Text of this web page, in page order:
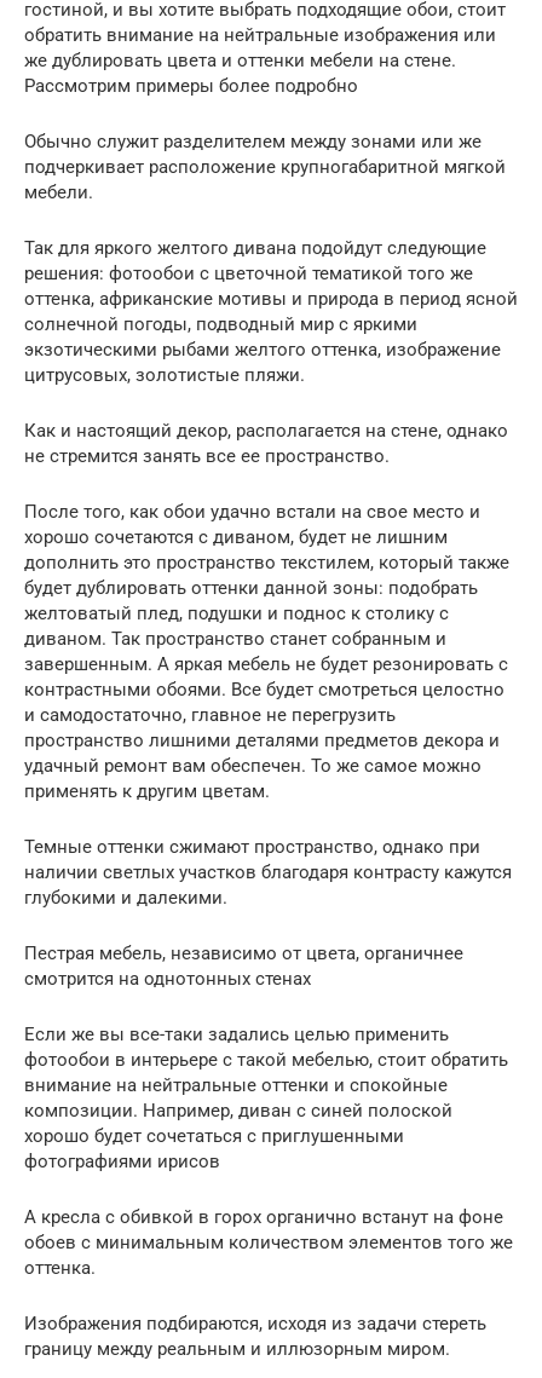
гостиной, и вы хотите выбрать подходящие обои, стоит
обратить внимание на нейтральные изображения или
же дублировать цвета и оттенки мебели на стене.
Рассмотрим примеры более подробно
Обычно служит разделителем между зонами или же
подчеркивает расположение крупногабаритной мягкой
мебели.
Так для яркого желтого дивана подойдут следующие
решения: фотообои с цветочной тематикой того же
оттенка, африканские мотивы и природа в период ясной
солнечной погоды, подводный мир с яркими
экзотическими рыбами желтого оттенка, изображение
цитрусовых, золотистые пляжи.
Как и настоящий декор, располагается на стене, однако
не стремится занять все ее пространство.
После того, как обои удачно встали на свое место и
хорошо сочетаются с диваном, будет не лишним
дополнить это пространство текстилем, который также
будет дублировать оттенки данной зоны: подобрать
желтоватый плед, подушки и поднос к столику с
диваном. Так пространство станет собранным и
завершенным. А яркая мебель не будет резонировать с
контрастными обоями. Все будет смотреться целостно
и самодостаточно, главное не перегрузить
пространство лишними деталями предметов декора и
удачный ремонт вам обеспечен. То же самое можно
применять к другим цветам.
Темные оттенки сжимают пространство, однако при
наличии светлых участков благодаря контрасту кажутся
глубокими и далекими.
Пестрая мебель, независимо от цвета, органичнее
смотрится на однотонных стенах
Если же вы все-таки задались целью применить
фотообои в интерьере с такой мебелью, стоит обратить
внимание на нейтральные оттенки и спокойные
композиции. Например, диван с синей полоской
хорошо будет сочетаться с приглушенными
фотографиями ирисов
А кресла с обивкой в горох органично встанут на фоне
обоев с минимальным количеством элементов того же
оттенка.
Изображения подбираются, исходя из задачи стереть
границу между реальным и иллюзорным миром.